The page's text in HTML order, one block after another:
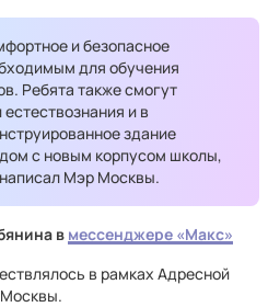
и безопасное
для обучения
Ребята также смогут
и в
здание
с новым корпусом школы,
Мэр Москвы.
в мессенджере «Макс»
в рамках Адресной